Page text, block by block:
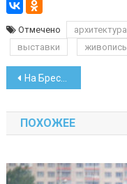
Отмечено архитектура
выставки
живопись
Навигация
по
записям
На Брестчине пройдут бизнес-тренинги для сельских женщин
ПОХОЖЕЕ